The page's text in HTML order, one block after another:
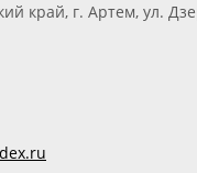
край, г. Артем, ул.